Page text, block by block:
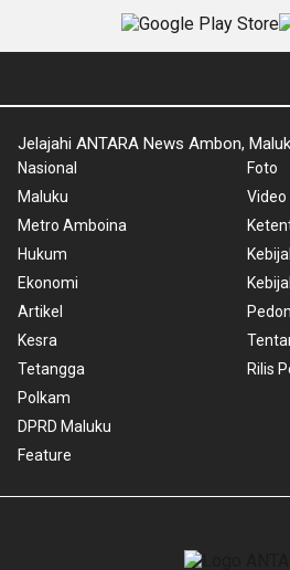
Jelajahi ANTARA News Ambon,
Nasional
Maluku
Metro Amboina
Hukum
Ekonomi
Artikel
Kesra
Tetangga
Polkam
DPRD Maluku
Feature
Foto
Video
Rilis